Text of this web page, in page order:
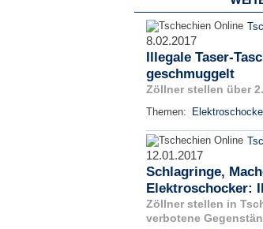
8.02.2017
Illegale Taser-
geschmuggelt
Zöllner stellen über
Themen:
12.01.2017
Schlagringe,
Elektroschocker:
Zöllner stellen in
verbotene